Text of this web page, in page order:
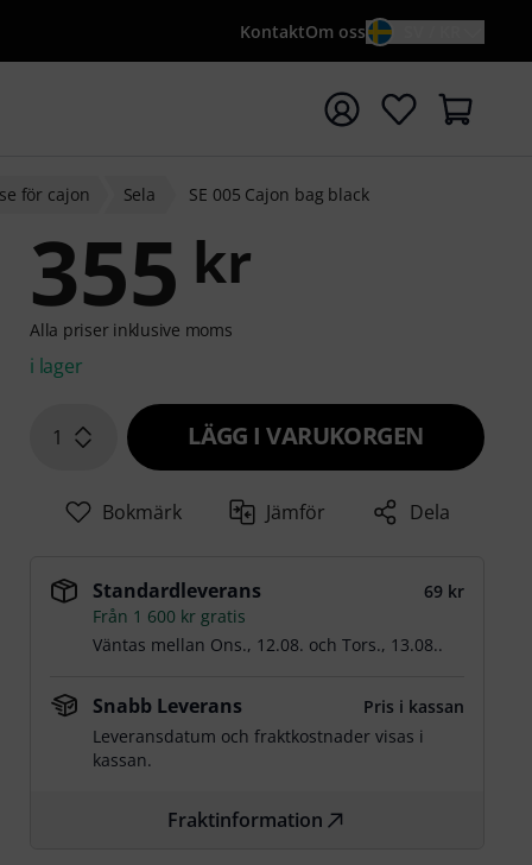
KontaktOm oss
sökningen med söktermen {searchTerm}
för cajon Sela SE 005 Cajon bag black
355 kr
Alla priser inklusive moms
i lager
1 LÄGG I VARUKORGEN
Bokmärk Jämför Dela
Standardleverans
69 kr
Från 1 600 kr gratis
Väntas mellan Ons., 12.08. ochTors., 13.08..
Snabb Leverans
Pris i kassan
Leveransdatum och fraktkostnader visas i
kassan.
Fraktinformation